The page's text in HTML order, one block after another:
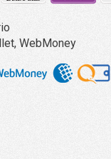
WebMoney